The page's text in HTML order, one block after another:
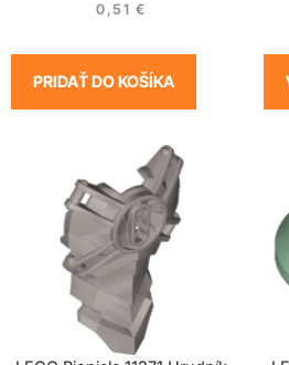
0,51 €
PRIDAŤ DO KOŠÍKA